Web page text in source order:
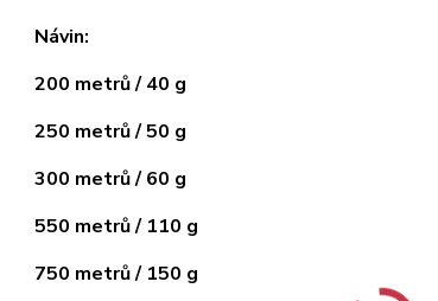
Návin:
200 metrů / 40 g
250 metrů / 50 g
300 metrů / 60 g
550 metrů / 110 g
750 metrů / 150 g